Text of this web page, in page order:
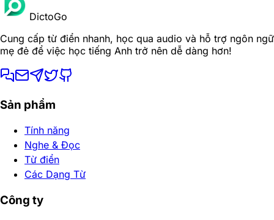
DictoGo
Cung cấp từ điển nhanh, học qua audio và hỗ trợ ngôn ngữ
mẹ đẻ để việc học tiếng Anh trở nên dễ dàng hơn!
Sản phẩm
Tính năng
Nghe & Đọc
Từ điển
Các Dạng Từ
Công ty